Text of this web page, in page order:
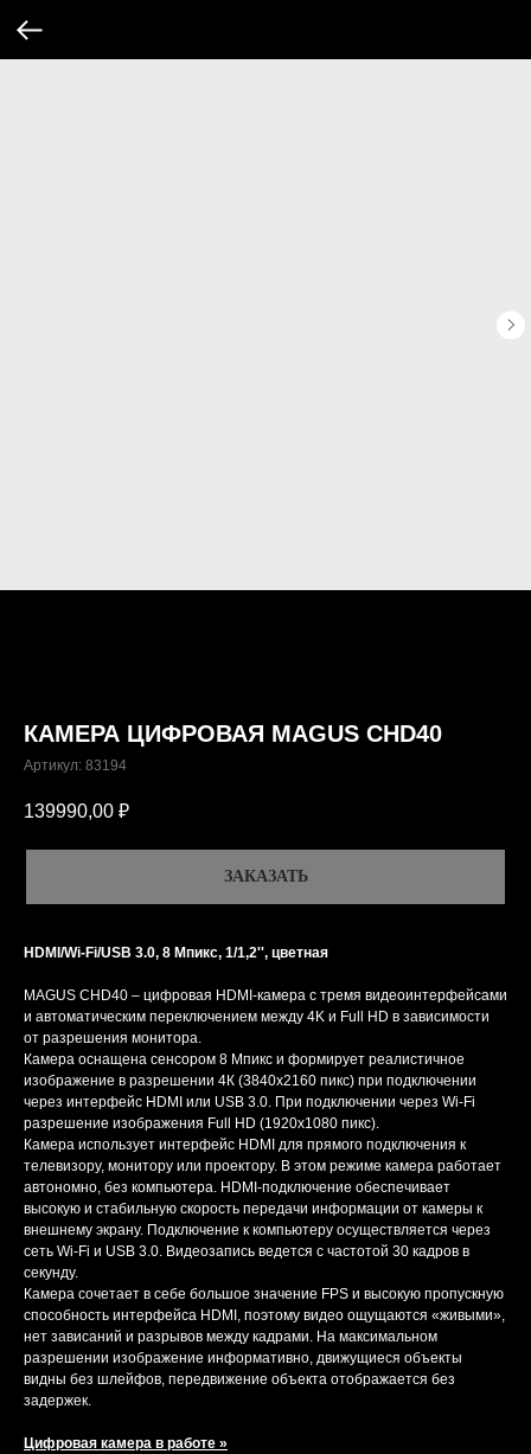
КАМЕРА ЦИФРОВАЯ MAGUS CHD40
Артикул: 83194
139990,00 ₽
ЗАКАЗАТЬ
HDMI/Wi-Fi/USB 3.0, 8 Мпикс, 1/1,2'', цветная
MAGUS CHD40 – цифровая HDMI-камера с тремя видеоинтерфейсами
и автоматическим переключением между 4K и Full HD в зависимости
от разрешения монитора.
Камера оснащена сенсором 8 Мпикс и формирует реалистичное
изображение в разрешении 4К (3840x2160 пикс) при подключении
через интерфейс HDMI или USB 3.0. При подключении через Wi-Fi
разрешение изображения Full HD (1920x1080 пикс).
Камера использует интерфейс HDMI для прямого подключения к
телевизору, монитору или проектору. В этом режиме камера работает
автономно, без компьютера. HDMI-подключение обеспечивает
высокую и стабильную скорость передачи информации от камеры к
внешнему экрану. Подключение к компьютеру осуществляется через
сеть Wi-Fi и USB 3.0. Видеозапись ведется с частотой 30 кадров в
секунду.
Камера сочетает в себе большое значение FPS и высокую пропускную
способность интерфейса HDMI, поэтому видео ощущаются «живыми»,
нет зависаний и разрывов между кадрами. На максимальном
разрешении изображение информативно, движущиеся объекты
видны без шлейфов, передвижение объекта отображается без
задержек.
Цифровая камера в работе »